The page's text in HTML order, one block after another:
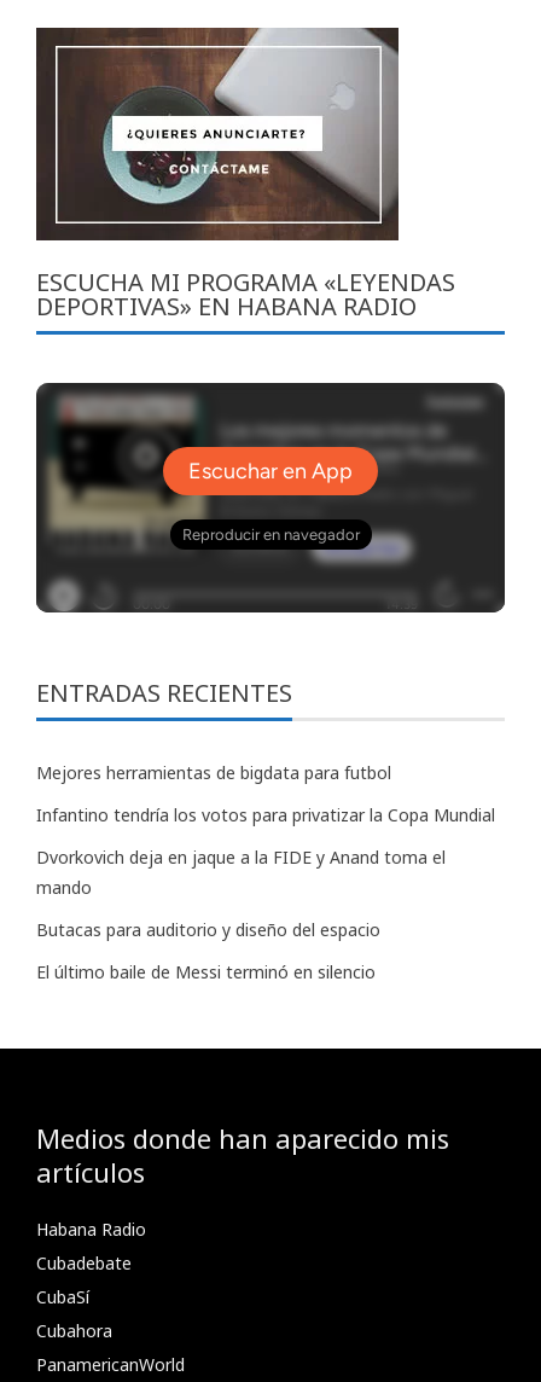
ESCUCHA MI PROGRAMA «LEYENDAS
DEPORTIVAS» EN HABANA RADIO
ENTRADAS RECIENTES
Mejores herramientas de bigdata para futbol
Infantino tendría los votos para privatizar la Copa Mundial
Dvorkovich deja en jaque a la FIDE y Anand toma el
mando
Butacas para auditorio y diseño del espacio
El último baile de Messi terminó en silencio
Medios donde han aparecido mis
artículos
Habana Radio
Cubadebate
CubaSí
Cubahora
PanamericanWorld